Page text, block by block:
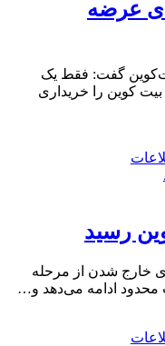
۲۰ درصدی عرضه
گفت: فقط یک
عرضه بیت کوین را خریداری
رسید
خارج شدن از مرحله
محدود ادامه می‌دهد و…